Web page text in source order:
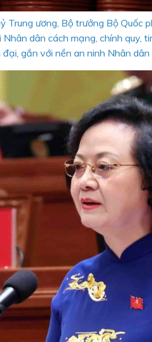
Trung ương, Bộ trưởng Bộ Quốc
dân cách mạng, chính quy,
gắn với nền an ninh Nhân